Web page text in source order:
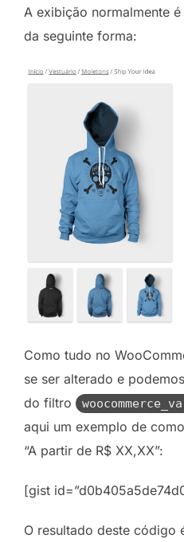
A exibição normalmente
da seguinte forma:
Como tudo no
se ser alterado e
do filtro
aqui um exemplo de
“A partir de R$ XX,XX”:
[gist
O resultado deste código